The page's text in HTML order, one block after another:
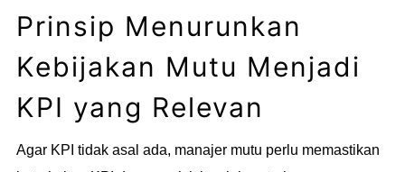
Prinsip Menurunkan
Kebijakan Mutu Menjadi
KPI yang Relevan
Agar KPI tidak asal ada, manajer mutu perlu memastikan